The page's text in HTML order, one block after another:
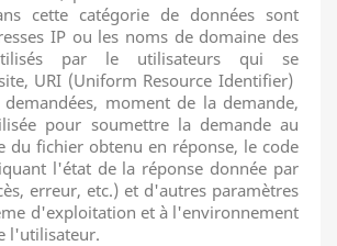
cette catégorie de données sont
IP ou les noms de domaine des
par le utilisateurs qui se
URI (Uniform Resource Identifier)
demandées, moment de la demande,
pour soumettre la demande au
du fichier obtenu en réponse, le code
l'état de la réponse donnée par
erreur, etc.) et d'autres paramètres
d'exploitation et à l'environnement
l'utilisateur.